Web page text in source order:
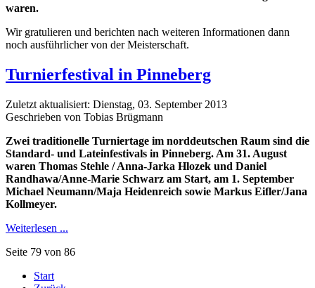
waren.
Wir gratulieren und berichten nach weiteren Informationen dann
noch ausführlicher von der Meisterschaft.
Turnierfestival in Pinneberg
Zuletzt aktualisiert: Dienstag, 03. September 2013
Geschrieben von Tobias Brügmann
Zwei traditionelle Turniertage im norddeutschen Raum sind die
Standard- und Lateinfestivals in Pinneberg. Am 31. August
waren Thomas Stehle / Anna-Jarka Hlozek und Daniel
Randhawa/Anne-Marie Schwarz am Start, am 1. September
Michael Neumann/Maja Heidenreich sowie Markus Eifler/Jana
Kollmeyer.
Weiterlesen ...
Seite 79 von 86
Start